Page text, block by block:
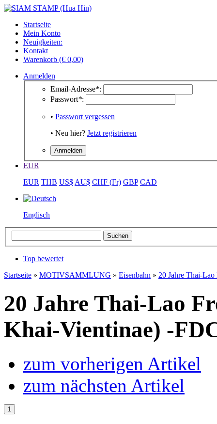
Startseite
Mein Konto
Neuigkeiten:
Kontakt
Warenkorb (€ 0,00)
Anmelden
Email-Adresse*:
Passwort*:
• Passwort vergessen
• Neu hier? Jetzt registrieren
EUR
EUR THB US$ AU$ CHF (Fr) GBP CAD
Englisch
Top bewertet
Startseite » MOTIVSAMMLUNG » Eisenbahn » 20 Jahre Thai-
20 Jahre Thai-Lao
Khai-Vientinae) -
zum vorherigen Artikel
zum nächsten Artikel